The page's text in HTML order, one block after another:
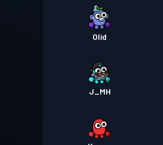
Olid
J_MH